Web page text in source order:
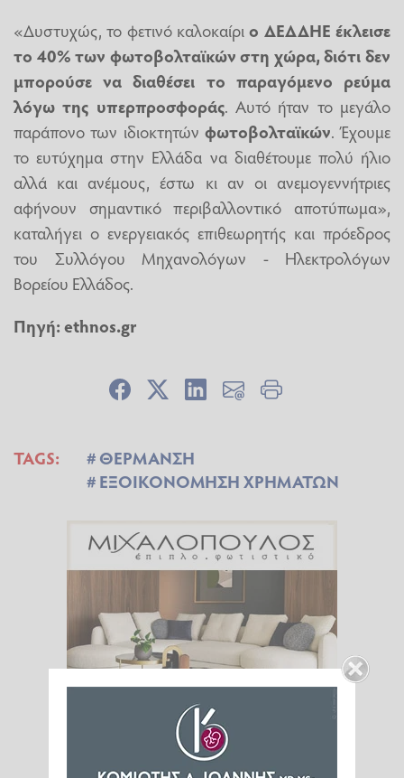
«Δυστυχώς, το φετινό καλοκαίριο ΔΕΔΔΗΕ έκλεισε
το 40% των φωτοβολταϊκών στη χώρα, διότι δεν
μπορούσε να διαθέσει το παραγόμενο ρεύμα
λόγω της υπερπροσφοράς. Αυτό ήταν το μεγάλο
παράπονο των ιδιοκτητών φωτοβολταϊκών. Έχουμε
το ευτύχημα στην Ελλάδα να διαθέτουμε πολύ ήλιο
αλλά και ανέμους, έστω κι αν οι ανεμογεννήτριες
αφήνουν σημαντικό περιβαλλοντικό αποτύπωμα»,
καταλήγει ο ενεργειακός επιθεωρητής και πρόεδρος
του Συλλόγου Μηχανολόγων - Ηλεκτρολόγων
Βορείου Ελλάδος.
Πηγή: ethnos.gr
TAGS:
ΘΕΡΜΑΝΣΗ
ΕΞΟΙΚΟΝΟΜΗΣΗ ΧΡΗΜΑΤΩΝ